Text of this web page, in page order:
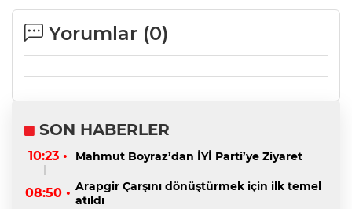
Yorumlar (0)
SON HABERLER
10:23 • Mahmut Boyraz’dan İYİ Parti’ye Ziyaret
08:50 • Arapgir Çarşını dönüştürmek için ilk temel
atıldı